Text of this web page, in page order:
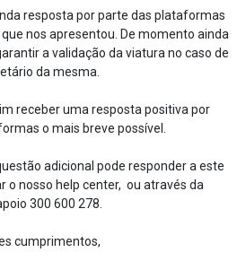
resposta por parte das plataformas
nos apresentou. De momento ainda
a validação da viatura no caso de
da mesma.
receber uma resposta positiva por
o mais breve possível.
adicional pode responder a este
o nosso help center, ou através da
300 600 278.
cumprimentos,